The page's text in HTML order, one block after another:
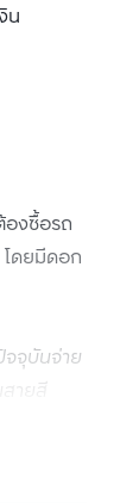
น
องซื้อรถ
ดยมีดอก
จุบันจ่าย
ายสี
ราย